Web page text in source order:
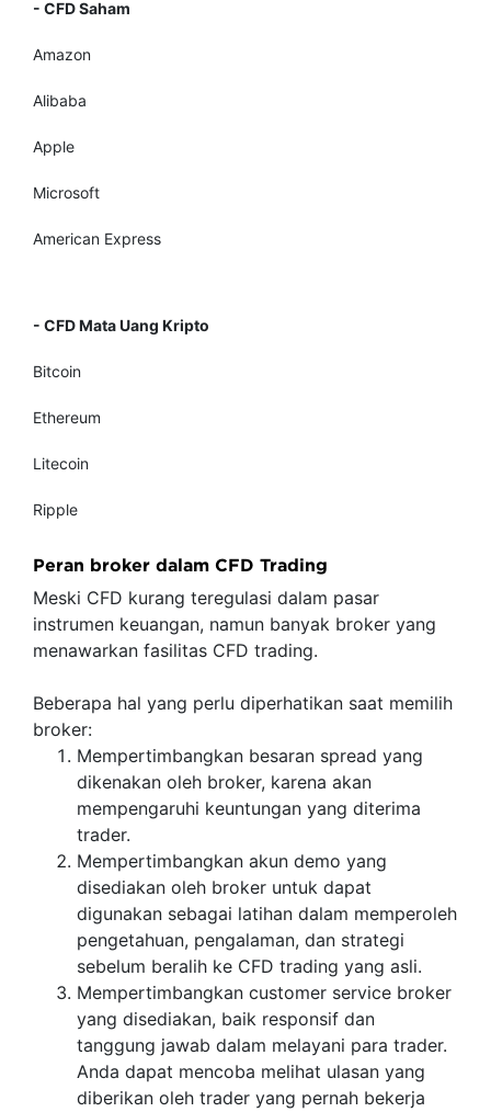
- CFD Saham
Amazon
Alibaba
Apple
Microsoft
American Express
- CFD Mata Uang Kripto
Bitcoin
Ethereum
Litecoin
Ripple
Peran broker dalam CFD Trading
Meski CFD kurang teregulasi dalam pasar
instrumen keuangan, namun banyak broker yang
menawarkan fasilitas CFD trading.
Beberapa hal yang perlu diperhatikan saat memilih
broker:
Mempertimbangkan besaran spread yang
dikenakan oleh broker, karena akan
mempengaruhi keuntungan yang diterima
trader.
Mempertimbangkan akun demo yang
disediakan oleh broker untuk dapat
digunakan sebagai latihan dalam memperoleh
pengetahuan, pengalaman, dan strategi
sebelum beralih ke CFD trading yang asli.
Mempertimbangkan customer service broker
yang disediakan, baik responsif dan
tanggung jawab dalam melayani para trader.
Anda dapat mencoba melihat ulasan yang
diberikan oleh trader yang pernah bekerja